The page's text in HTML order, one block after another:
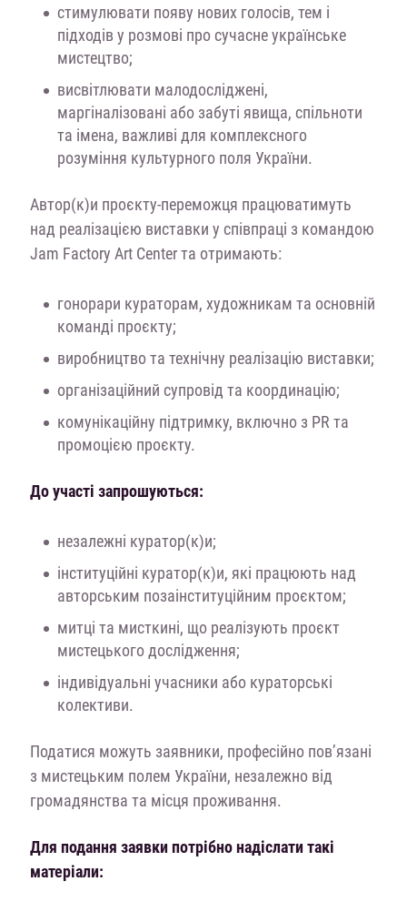
стимулювати появу нових голосів, тем і
підходів у розмові про сучасне українське
мистецтво;
висвітлювати малодосліджені,
маргіналізовані або забуті явища, спільноти
та імена, важливі для комплексного
розуміння культурного поля України.
Автор(к)и проєкту-переможця працюватимуть
над реалізацією виставки у співпраці з командою
Jam Factory Art Center та отримають:
гонорари кураторам, художникам та основній
команді проєкту;
виробництво та технічну реалізацію виставки;
організаційний супровід та координацію;
комунікаційну підтримку, включно з PR та
промоцією проєкту.
До участі запрошуються:
незалежні куратор(к)и;
інституційні куратор(к)и, які працюють над
авторським позаінституційним проєктом;
митці та мисткині, що реалізують проєкт
мистецького дослідження;
індивідуальні учасники або кураторські
колективи.
Податися можуть заявники, професійно пов’язані
з мистецьким полем України, незалежно від
громадянства та місця проживання.
Для подання заявки потрібно надіслати такі
матеріали: